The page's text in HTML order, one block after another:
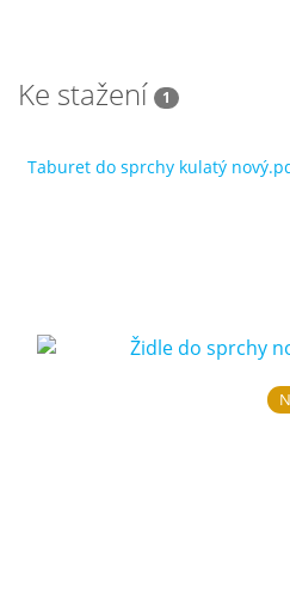
Ke stažení 1
Taburet do sprchy kulatý